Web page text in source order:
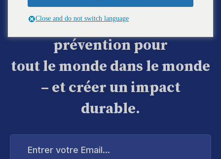
Être impliqué. Améliorons la
prévention pour
tout le monde dans le monde
– et créer un impact
durable.
Entrer
Email...
Close and do not switch language